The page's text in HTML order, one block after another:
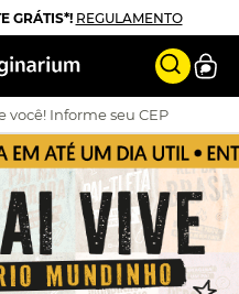
GRÁTIS*! REGULAMENTO
você! Informe seu CEP